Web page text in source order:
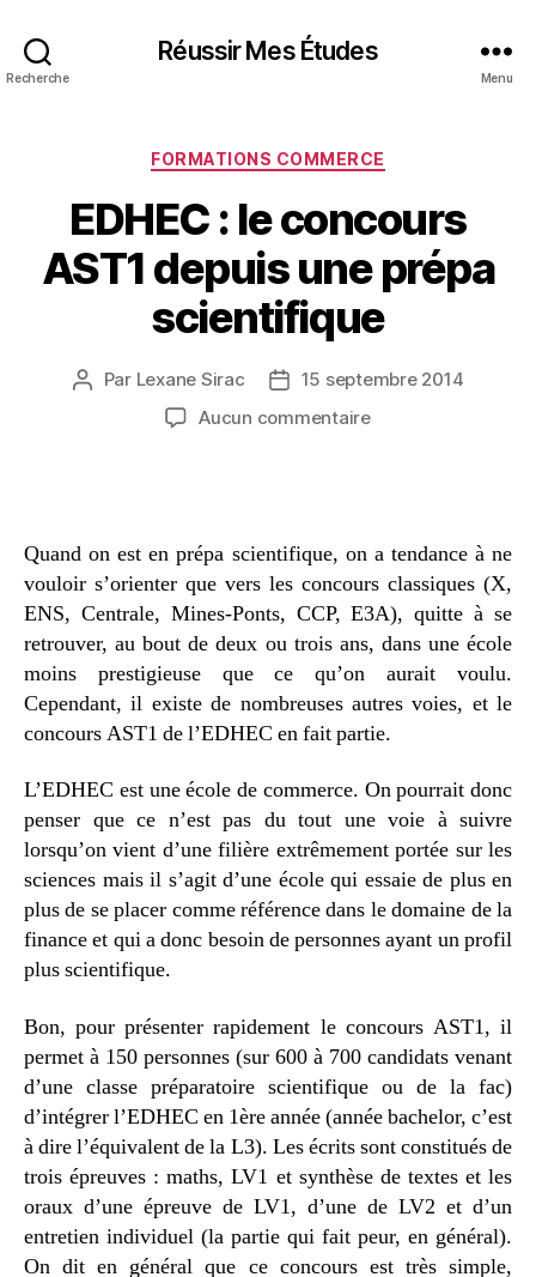
Recherche
Réussir Mes Études
Menu
Catégories
FORMATIONS COMMERCE
EDHEC : le concours
AST1 depuis une prépa
scientifique
Auteur
Par Lexane Sirac
Date15 septembre 2014
Aucun commentairesur
AST1
depuis
prépa
scientifique
Quand on est en prépa scientifique, on a tendance à ne
vouloir s’orienter que vers les concours classiques (X,
ENS, Centrale, Mines-Ponts, CCP, E3A), quitte à se
retrouver, au bout de deux ou trois ans, dans une école
moins prestigieuse que ce qu’on aurait voulu.
Cependant, il existe de nombreuses autres voies, et le
concours AST1 de l’EDHEC en fait partie.
L’EDHEC est une école de commerce. On pourrait donc
penser que ce n’est pas du tout une voie à suivre
lorsqu’on vient d’une filière extrêmement portée sur les
sciences mais il s’agit d’une école qui essaie de plus en
plus de se placer comme référence dans le domaine de la
finance et qui a donc besoin de personnes ayant un profil
plus scientifique.
Bon, pour présenter rapidement le concours AST1, il
permet à 150 personnes (sur 600 à 700 candidats venant
d’une classe préparatoire scientifique ou de la fac)
d’intégrer l’EDHEC en 1ère année (année bachelor, c’est
à dire l’équivalent de la L3). Les écrits sont constitués de
trois épreuves : maths, LV1 et synthèse de textes et les
oraux d’une épreuve de LV1, d’une de LV2 et d’un
entretien individuel (la partie qui fait peur, en général).
On dit en général que ce concours est très simple,